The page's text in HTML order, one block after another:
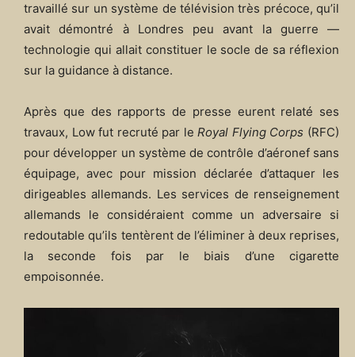
travaillé sur un système de télévision très précoce, qu’il
avait démontré à Londres peu avant la guerre —
technologie qui allait constituer le socle de sa réflexion
sur la guidance à distance.
Après que des rapports de presse eurent relaté ses
travaux, Low fut recruté par le Royal Flying Corps (RFC)
pour développer un système de contrôle d’aéronef sans
équipage, avec pour mission déclarée d’attaquer les
dirigeables allemands. Les services de renseignement
allemands le considéraient comme un adversaire si
redoutable qu’ils tentèrent de l’éliminer à deux reprises,
la seconde fois par le biais d’une cigarette
empoisonnée.